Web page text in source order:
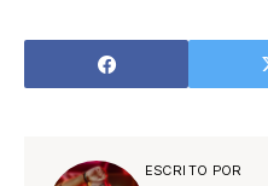
veterinario
ESCRITO POR